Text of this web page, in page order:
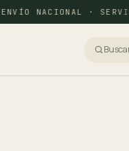
NACIONAL ·